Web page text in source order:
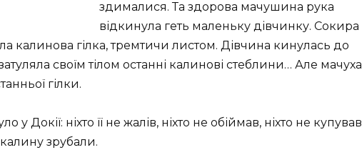
здималися. Та здорова мачушина рука
відкинула геть маленьку дівчинку. Сокира
калинова гілка, тремтичи листом. Дівчина кинулась до
своїм тілом останні калинові стеблини… Але мачуха
гілки.
у Докії: ніхто її не жалів, ніхто не обіймав, ніхто не купував
зрубали.